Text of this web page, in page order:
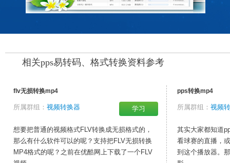
相关pps易转码、格式转换资料参考
flv无损转换mp4
所属群组： 视频转换器 学习
想要把普通的视频格式FLV转换成无损格式的，
那么有什么软件可以的呢？支持把FLV无损转换
MP4格式的呢？之前在优酷网上下载了一个FLV
pps转换mp4
所属群组： 视频
其实大家都知道
看球赛的直播，
到这个播放器。